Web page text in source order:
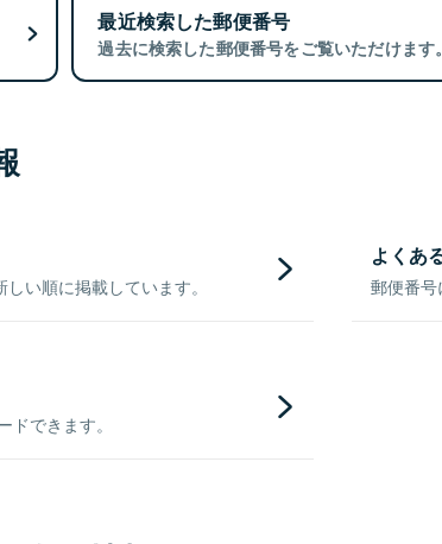
最近検索した郵便番号
過去に検索した郵便番号をご覧いただけます。
い順に掲載しています。
よくあ
郵便番号
できます。